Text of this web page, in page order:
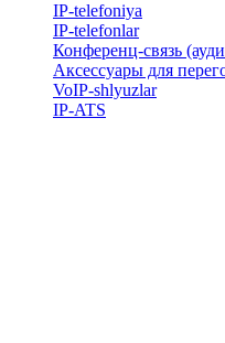
IP-telefoniya
​IP-telefonlar
Конференц-связь
Аксессуары для
VoIP-shlyuzlar
IP-ATS